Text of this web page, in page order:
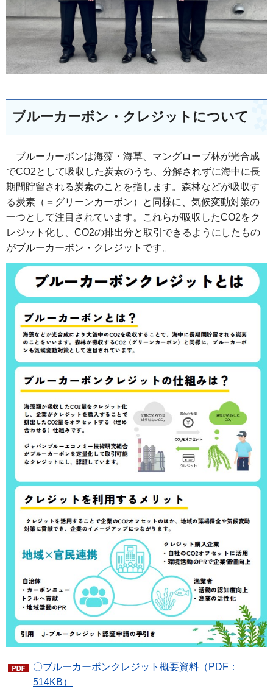
ブルーカーボン・クレジットについて
ブルーカーボンは海藻・海草、マングローブ林が光合成
でCO2として吸収した炭素のうち、分解されずに海中に長
期間貯留される炭素のことを指します。森林などが吸収す
る炭素（＝グリーンカーボン）と同様に、気候変動対策の
一つとして注目されています。これらが吸収したCO2をク
レジット化し、CO2の排出分と取引できるようにしたもの
がブルーカーボン・クレジットです。
〇ブルーカーボンクレジット概要資料（PDF：
514KB）